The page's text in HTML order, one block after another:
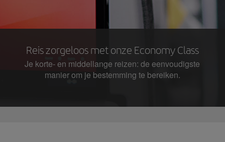
Reis zorgeloos met onze Economy Class
Je korte- en middellange reizen: de eenvoudigste
manier om je bestemming te bereiken.